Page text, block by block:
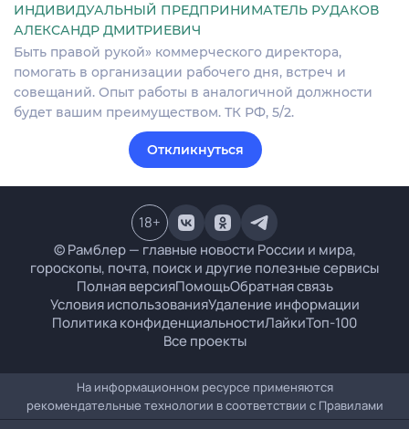
ИНДИВИДУАЛЬНЫЙ ПРЕДПРИНИМАТЕЛЬ РУДАКОВ
АЛЕКСАНДР ДМИТРИЕВИЧ
Быть правой рукой» коммерческого директора,
помогать в организации рабочего дня, встреч и
совещаний. Опыт работы в аналогичной должности
будет вашим преимуществом. ТК РФ, 5/2.
Откликнуться
© Рамблер — главные новости России и мира,
гороскопы, почта, поиск и другие полезные сервисы
Полная версияПомощьОбратная связь
Условия использованияУдаление информации
Политика конфиденциальностиЛайкиТоп-100
Все проекты
18+
На информационном ресурсе применяются
рекомендательные технологии в соответствии с Правилами